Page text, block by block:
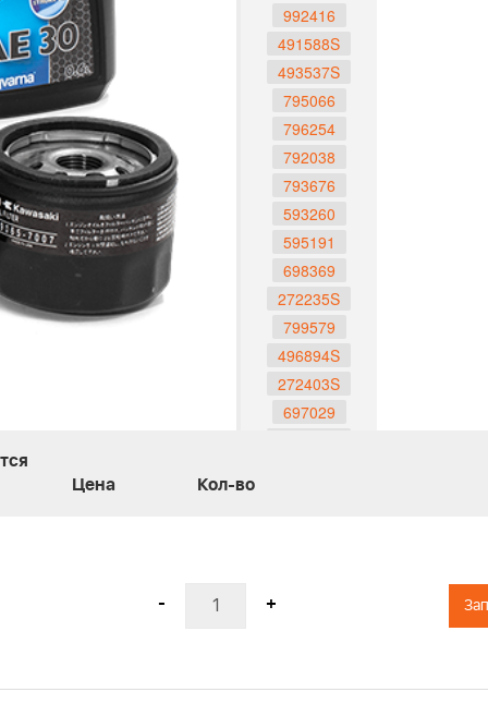
992416
491588S
493537S
795066
796254
792038
793676
593260
595191
698369
272235S
799579
496894S
272403S
697029
270848
Цена Кол-во
- +